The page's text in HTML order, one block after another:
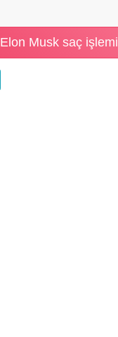
Elon Musk saç işlemi